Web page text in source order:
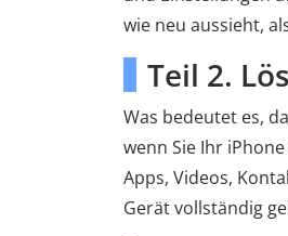
wie neu aussieht,
Teil 2.
Was bedeutet es,
wenn Sie Ihr
Apps, Videos,
Gerät vollständig